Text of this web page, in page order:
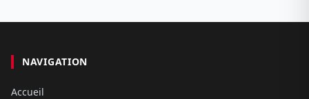
NAVIGATION
Accueil